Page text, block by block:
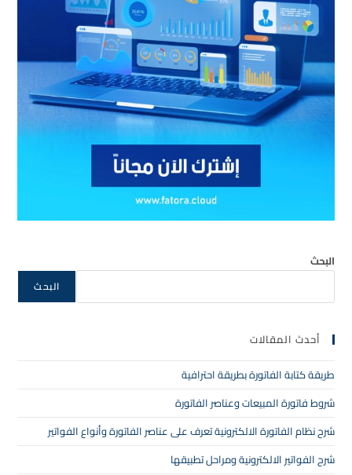
البحث
البحث
أحدث المقالات
طريقة كتابة الفاتورة بطريقة احترافية
شروط فاتورة المبيعات وعناصر الفاتورة
شرح نظام الفاتورة الالكترونية تعرف على عناصر الفاتورة وأنواع الفواتير
شرح الفواتير الالكترونية ومراحل تطبيقها